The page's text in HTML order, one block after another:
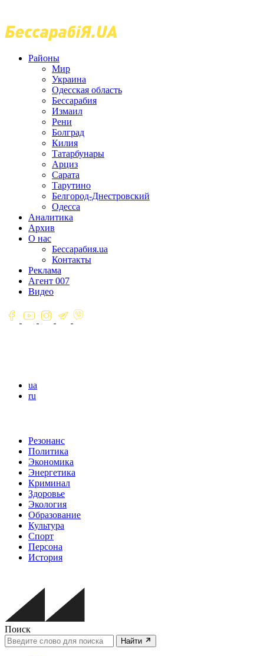
Районы
Мир
Украина
Одесская область
Бессарабия
Измаил
Рени
Болград
Килия
Татарбунары
Арциз
Сарата
Тарутино
Белгород-Днестровский
Одесса
Аналитика
Архив
О нас
Бессарабия.ua
Контакты
Реклама
Агент 007
Видео
ua
ru
Резонанс
Политика
Экономика
Энергетика
Криминал
Здоровье
Экология
Образование
Культура
Спорт
Персона
История
Поиск
Найти